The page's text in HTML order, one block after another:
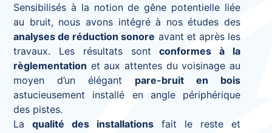
Sensibilisés à la notion de gêne potentielle liée
au bruit, nous avons intégré à nos études des
analyses de réduction sonore avant et après les
travaux. Les résultats sontconformes à la
règlementation et aux attentes du voisinage au
moyen d’un élégant pare-bruit en bois
astucieusement installé en angle périphérique
des pistes.
Laqualité des installations fait le reste et